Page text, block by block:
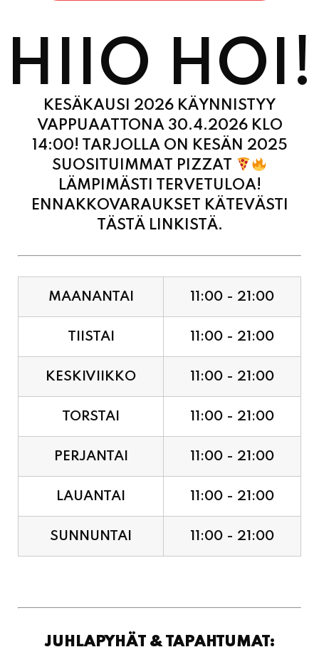
HIIO HOI!
KESÄKAUSI 2026 KÄYNNISTYY
VAPPUAATTONA 30.4.2026 KLO
14:00! TARJOLLA ON KESÄN 2025
SUOSITUIMMAT PIZZAT
LÄMPIMÄSTI TERVETULOA!
ENNAKKOVARAUKSET KÄTEVÄSTI
TÄSTÄ LINKISTÄ.
MAANANTAI 11:00 - 21:00
TIISTAI 11:00 - 21:00
KESKIVIIKKO 11:00 - 21:00
TORSTAI 11:00 - 21:00
PERJANTAI 11:00 - 21:00
LAUANTAI 11:00 - 21:00
SUNNUNTAI 11:00 - 21:00
JUHLAPYHÄT & TAPAHTUMAT: